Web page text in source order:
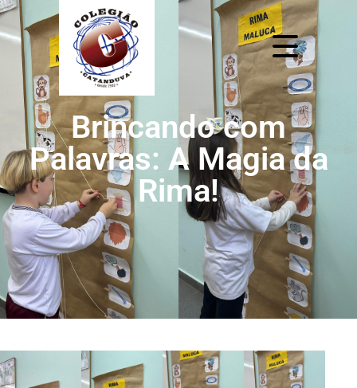
Brincando com
Palavras: A Magia da
Rima!